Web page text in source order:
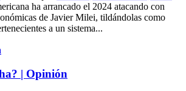
ha arrancado el 2024 atacando con
de Javier Milei, tildándolas como
a un sistema...
| Opinión